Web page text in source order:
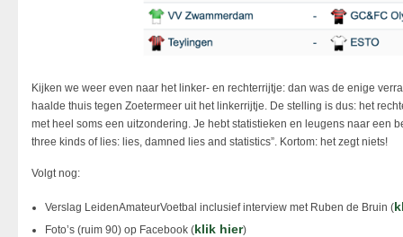
Kijken we weer even naar het linker- en rechterrijtje: dan was de enige
haalde thuis tegen Zoetermeer uit het linkerrijtje. De stelling is dus: het
met heel soms een uitzondering. Je hebt statistieken en leugens naar een
three kinds of lies: lies, damned lies and statistics”. Kortom: het zegt niets!
Volgt nog:
Verslag LeidenAmateurVoetbal inclusief interview met Ruben de Bruin (
Foto’s (ruim 90) op Facebook (klik hier)